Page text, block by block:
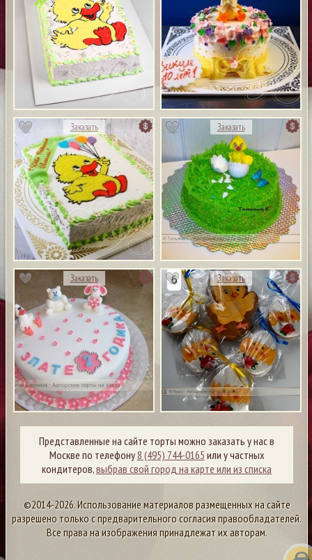
Заказать Заказать
Заказать Заказать
Представленные на сайте торты можно заказать у нас в
Москве по телефону8 (495) 744-0165 или у частных
кондитеров,выбрав свой город на карте или из списка
©2014-2026. Использование материалов размещенных на сайте
разрешено только с предварительного согласия правообладателей.
Все права на изображения принадлежат их авторам.